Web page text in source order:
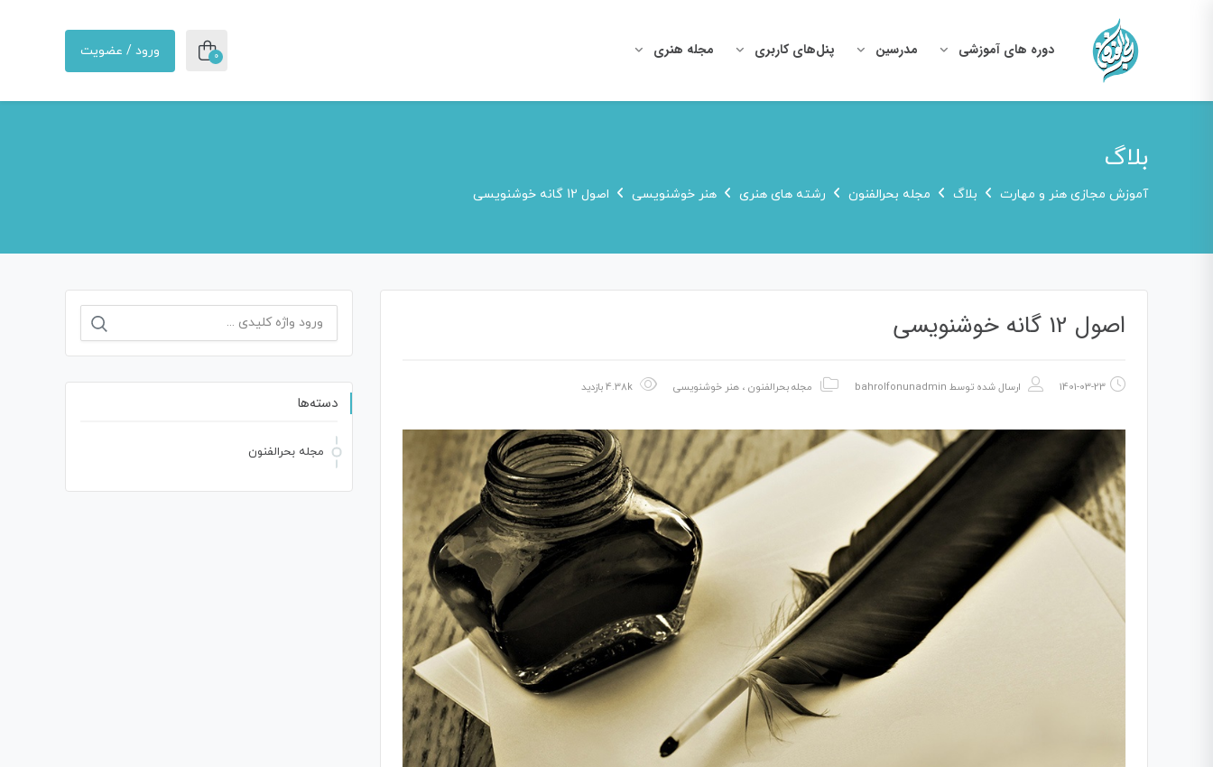
دوره های آموزشی مدرسین پنل‌های کاربری مجله هنری 0 ورود / عضویت
بلاگ
آموزش مجازی هنر و مهارت بلاگ مجله بحرالفنون رشته های هنری هنر خوشنویسی اصول 12 گانه خوشنویسی
اصول 12 گانه خوشنویسی
1401-03-23 ارسال شده توسط bahrolfonunadmin مجله بحرالفنون ، هنر خوشنویسی
دسته‌ها
مجله بحرالفنون